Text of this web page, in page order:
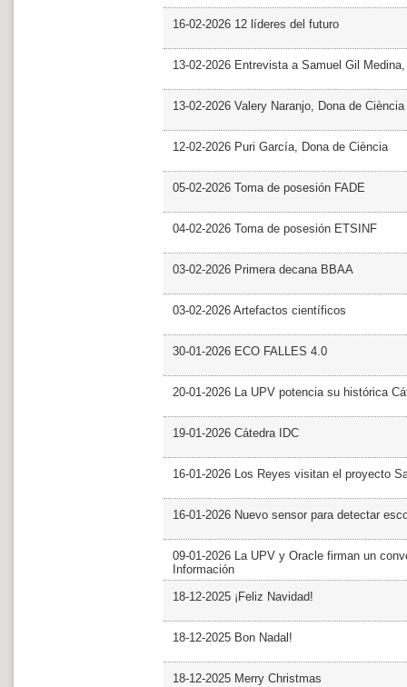
16-02-2026 12 líderes del futuro
13-02-2026 Entrevista a Samuel Gil
13-02-2026 Valery Naranjo, Dona de Ciència
12-02-2026 Puri García, Dona de Ciència
05-02-2026 Toma de posesión FADE
04-02-2026 Toma de posesión ETSINF
03-02-2026 Primera decana BBAA
03-02-2026 Artefactos científicos
30-01-2026 ECO FALLES 4.0
20-01-2026 La UPV potencia su histórica
19-01-2026 Cátedra IDC
16-01-2026 Los Reyes visitan el proyecto
16-01-2026 Nuevo sensor para detectar
09-01-2026 La UPV y Oracle firman un
Información
18-12-2025 ¡Feliz Navidad!
18-12-2025 Bon Nadal!
18-12-2025 Merry Christmas